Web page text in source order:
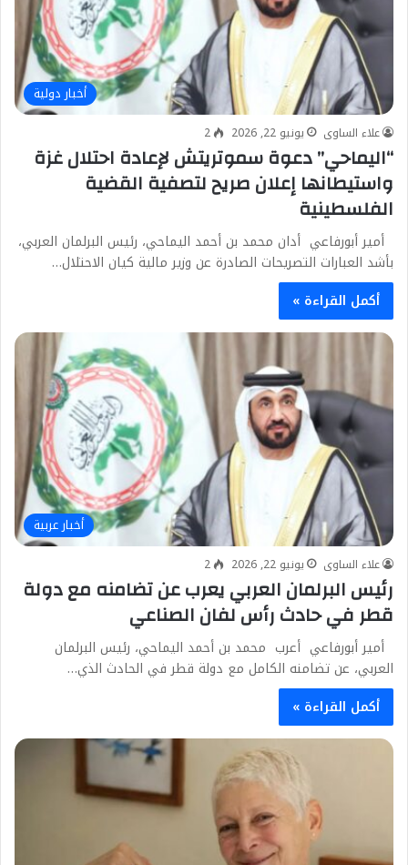
أخبار دولية
علاء الساوى يونيو 22, 2026 2
“اليماحي” دعوة سموتريتش لإعادة احتلال غزة
واستيطانها إعلان صريح لتصفية القضية
الفلسطينية
أمير أبورفاعي أدان محمد بن أحمد اليماحي، رئيس البرلمان العربي،
بأشد العبارات التصريحات الصادرة عن وزير مالية كيان الاحتلال…
أكمل القراءة »
أخبار عربية
علاء الساوى يونيو 22, 2026 2
رئيس البرلمان العربي يعرب عن تضامنه مع دولة
قطر في حادث رأس لفان الصناعي
أمير أبورفاعي أعرب محمد بن أحمد اليماحي، رئيس البرلمان
العربي، عن تضامنه الكامل مع دولة قطر في الحادث الذي…
أكمل القراءة »